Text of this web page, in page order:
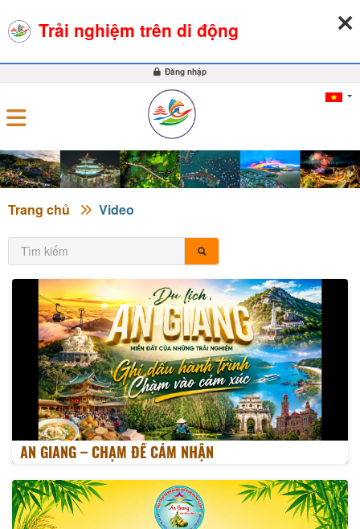
Đăng nhập
Trang chủ Video
AN GIANG – CHẠM ĐỂ CẢM NHẬN
Trải nghiệm trên di động